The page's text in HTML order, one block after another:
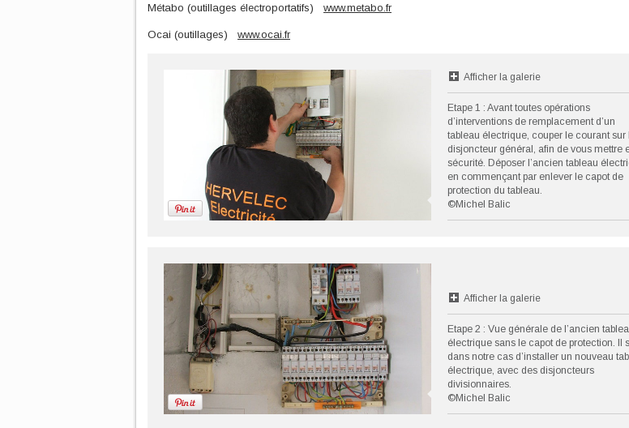
Métabo (outillages électroportatifs) www.metabo.fr
Ocai (outillages) www.ocai.fr
Afficher la galerie
Etape 1 : Avant toutes opérations
d’interventions de remplacement d’un
tableau électrique, couper le courant sur
disjoncteur général, afin de vous mettre
sécurité. Déposer l’ancien tableau
en commençant par enlever le capot de
protection du tableau.
©Michel Balic
Afficher la galerie
Etape 2 : Vue générale de l’ancien
électrique sans le capot de protection. Il
dans notre cas d’installer un nouveau
électrique, avec des disjoncteurs
divisionnaires.
©Michel Balic